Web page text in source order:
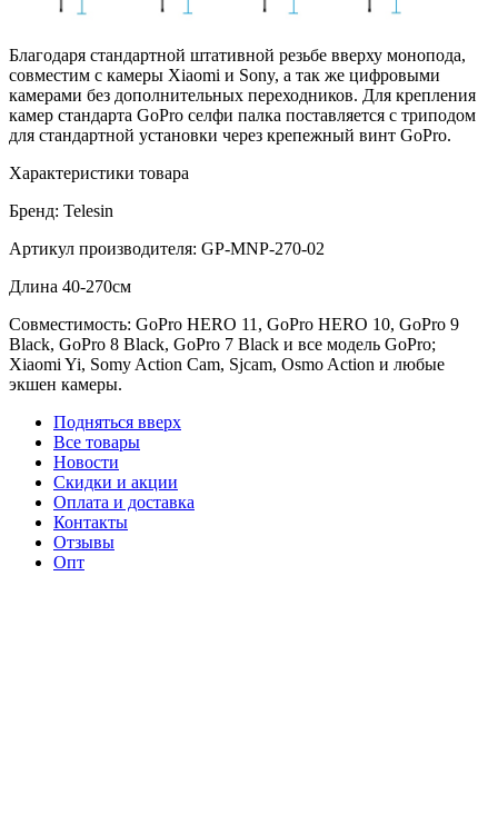
Благодаря стандартной штативной резьбе вверху монопода,
совместим с камеры Xiaomi и Sony, а так же цифровыми
камерами без дополнительных переходников. Для крепления
камер стандарта GoPro селфи палка поставляется с триподом
для стандартной установки через крепежный винт GoPro.
Характеристики товара
Бренд: Telesin
Артикул производителя: GP-MNP-270-02
Длина 40-270см
Совместимость: GoPro HERO 11, GoPro HERO 10, GoPro 9
Black, GoPro 8 Black, GoPro 7 Black и все модель GoPro;
Xiaomi Yi, Somy Action Cam, Sjcam, Osmo Action и любые
экшен камеры.
Подняться вверх
Все товары
Новости
Скидки и акции
Оплата и доставка
Контакты
Отзывы
Опт